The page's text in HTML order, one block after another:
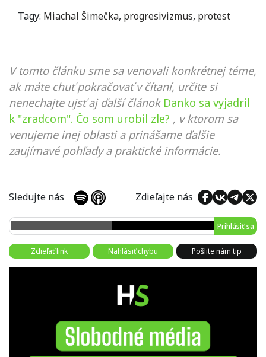
Tagy: Miachal Šimečka, progresivizmus, protest
V tomto článku sme sa venovali konkrétnej téme,
ak máte chuť pokračovať v čítaní, určite si
nenechajte ujsť aj ďalší článok Danko sa vyjadril
k "zradcom". Čo som urobil zle? , v ktorom sa
venujeme inej oblasti a prinášame ďalšie
zaujímavé pohľady a praktické informácie.
Sledujte nás Zdieľajte nás
Prihlásiť sa
Zdieľať link Nahlásiť chybu Pošlite nám tip